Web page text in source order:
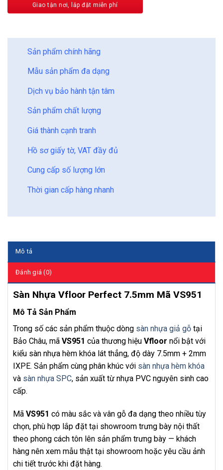
Sản phẩm chính hãng
Mẫu sản phẩm đa dạng
Dịch vụ bảo hành tận tâm
Sản phẩm chất lượng
Giá thành cạnh tranh
Hồ sơ giấy tờ, VAT đầy đủ
Cung cấp số lượng lớn
Thời gian cấp hàng nhanh
Mô tả
Đánh giá (0)
Sàn Nhựa Vfloor Perfect 7.5mm Mã VS951
Mô Tả Sản Phẩm
Trong số các sản phẩm thuộc dòng sàn nhựa giả gỗ tại
Bảo Châu, mã VS951 của thương hiệu Vfloor nổi bật với
kiểu sàn nhựa hèm khóa lát thẳng, độ dày 7.5mm + 2mm
IXPE. Sản phẩm cùng phân khúc với sàn nhựa hèm khóa
và sàn nhựa SPC, sản xuất từ nhựa PVC nguyên sinh cao
cấp.
Mã VS951 có màu sắc và vân gỗ đa dạng theo nhiều tùy
chọn, phù hợp lắp đặt tại showroom trưng bày nội thất
theo phong cách tôn lên sản phẩm trưng bày — khách
hàng nên xem mẫu thật tại showroom hoặc yêu cầu ảnh
chi tiết trước khi đặt hàng.